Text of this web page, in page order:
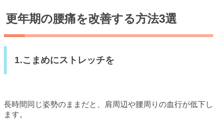
更年期の腰痛を改善する方法3選
1.こまめにストレッチを
長時間同じ姿勢のままだと、肩周辺や腰周りの血行が低下し
ます。